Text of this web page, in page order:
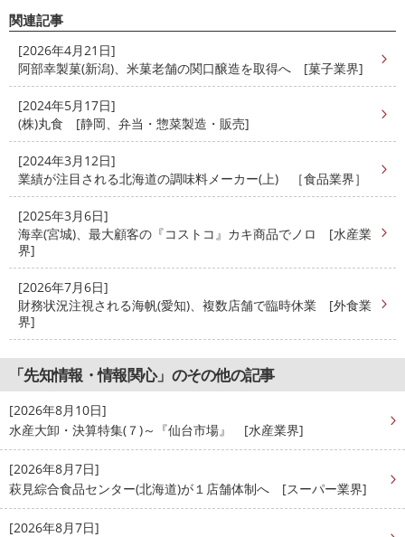
関連記事
[2026年4月21日]
阿部幸製菓(新潟)、米菓老舗の関口醸造を取得へ [菓子業界]
[2024年5月17日]
(株)丸食 [静岡、弁当・惣菜製造・販売]
[2024年3月12日]
業績が注目される北海道の調味料メーカー(上) ［食品業界］
[2025年3月6日]
海幸(宮城)、最大顧客の『コストコ』カキ商品でノロ [水産業
界]
[2026年7月6日]
財務状況注視される海帆(愛知)、複数店舗で臨時休業 [外食業
界]
「先知情報・情報関心」のその他の記事
[2026年8月10日]
水産大卸・決算特集(７)～『仙台市場』 [水産業界]
[2026年8月7日]
萩見綜合食品センター(北海道)が１店舗体制へ [スーパー業界]
[2026年8月7日]